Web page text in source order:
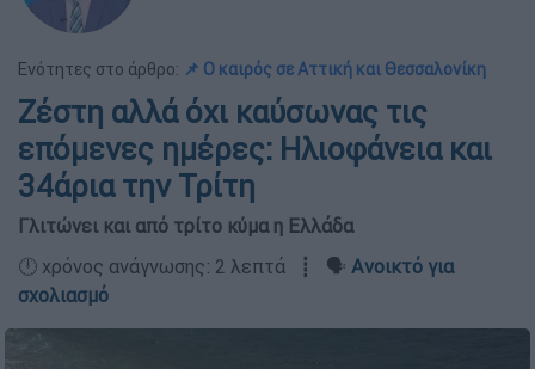
Ενότητες στο άρθρο: 📌 Ο καιρός σε Αττική και Θεσσαλονίκη
Ζέστη αλλά όχι καύσωνας τις
επόμενες ημέρες: Ηλιοφάνεια και
34άρια την Τρίτη
Γλιτώνει και από τρίτο κύμα η Ελλάδα
🕛 χρόνος ανάγνωσης: 2 λεπτά ┋ 🗣️ Ανοικτό για
σχολιασμό